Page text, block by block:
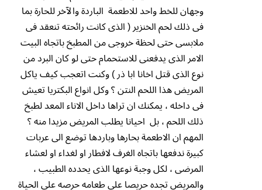
وجهان للخط واحد للاطعمة الباردة والآخر للحارة بما
فى ذلك لحم الخنزير ( الذى كانت رائحته تنعقد فى
ملابسى حتى لحظة خروجى من المطبخ باتجاه البيت
الامر الذى يدفعنى للاستحمام حتى لو كان البرد من
نوع الذى قتل اخانا ابا ذر ) وكنت اتعجب كيف ياكل
المريض هذا اللحم النتن ؟ وكل انواع البكتريا تعيش
فى داخله ، يمكنك ان تراها داخل الاناء المعد لطبخ
ذلك اللحم ، بل احيانا يطلب المريض مزيدا منه ؟
المهم ان الاطعمة بحارها وباردها توضع الى عربات
كبيرة ندفعها باتجاه الغرف لافطار او لغداء او لعشاء
المرضى ، لكل وجبة نوعها الذى يحدده الطبيب ،
والمريض تجده حريصا على طعامه حرصه على الحياة